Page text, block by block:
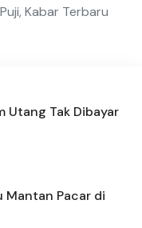
Kabar Terbaru
Utang Tak Dibayar
Mantan Pacar di